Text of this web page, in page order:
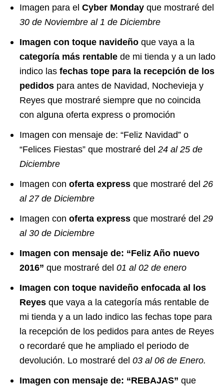
Imagen para el Cyber Mondayque mostraré del
30 de Noviembre al 1 de Diciembre
Imagen con toque navideñoque vaya a la
categoría más rentablede mi tienda y a un lado
indico las fechas tope para la recepción de los
pedidospara antes de Navidad, Nochevieja y
Reyes que mostraré siempre que no coincida
con alguna oferta express o promoción
Imagen con mensaje de: “Feliz Navidad” o
“Felices Fiestas” que mostraré del 24 al 25 de
Diciembre
Imagen con oferta expressque mostraré del 26
al 27 de Diciembre
Imagen con oferta expressque mostraré del 29
al 30 de Diciembre
Imagen con mensaje de: “Feliz Año nuevo
2016” que mostraré del 01 al 02 de enero
Imagen con toque navideño enfocada al los
Reyesque vaya a la categoría más rentable de
mi tienda y a un lado indico las fechas tope para
la recepción de los pedidos para antes de Reyes
o recordaré que he ampliado el periodo de
devolución. Lo mostraré del 03 al 06 de Enero.
Imagen con mensaje de: “REBAJAS” que